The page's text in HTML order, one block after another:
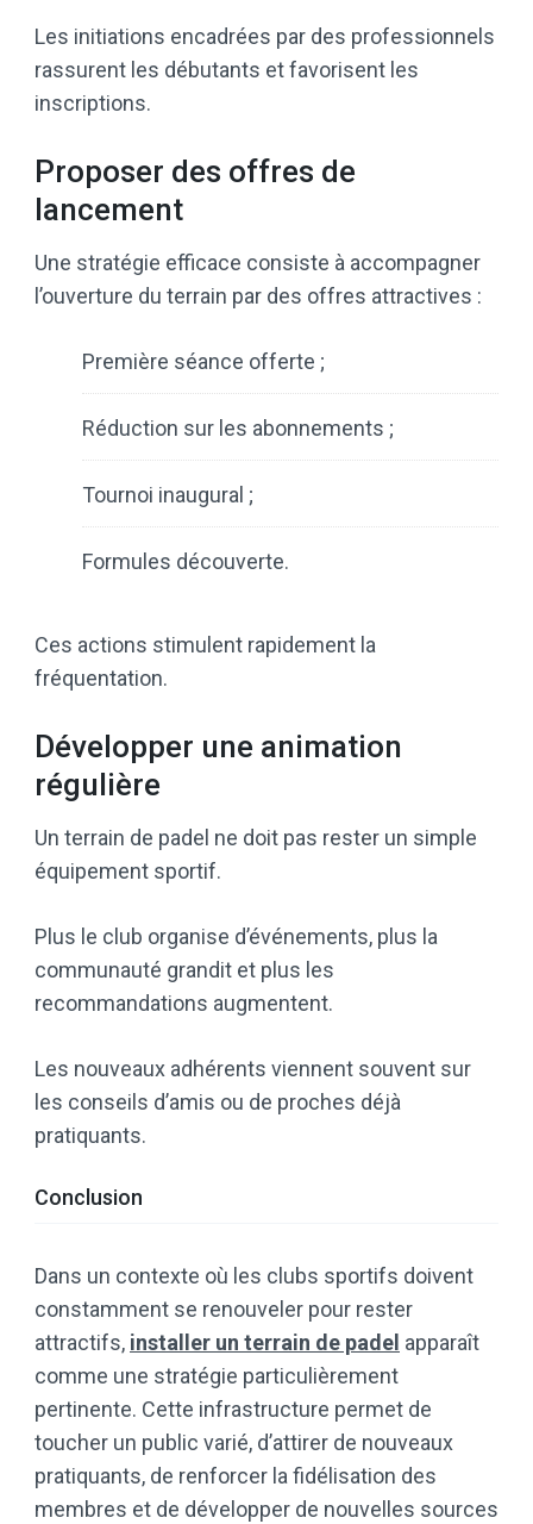
Les initiations encadrées par des professionnels
rassurent les débutants et favorisent les
inscriptions.
Proposer des offres de
lancement
Une stratégie efficace consiste à accompagner
l’ouverture du terrain par des offres attractives :
Première séance offerte ;
Réduction sur les abonnements ;
Tournoi inaugural ;
Formules découverte.
Ces actions stimulent rapidement la
fréquentation.
Développer une animation
régulière
Un terrain de padel ne doit pas rester un simple
équipement sportif.
Plus le club organise d’événements, plus la
communauté grandit et plus les
recommandations augmentent.
Les nouveaux adhérents viennent souvent sur
les conseils d’amis ou de proches déjà
pratiquants.
Conclusion
Dans un contexte où les clubs sportifs doivent
constamment se renouveler pour rester
attractifs, installer un terrain de padel apparaît
comme une stratégie particulièrement
pertinente. Cette infrastructure permet de
toucher un public varié, d’attirer de nouveaux
pratiquants, de renforcer la fidélisation des
membres et de développer de nouvelles sources